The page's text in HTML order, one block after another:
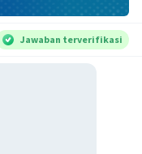
Jawaban terverifikasi